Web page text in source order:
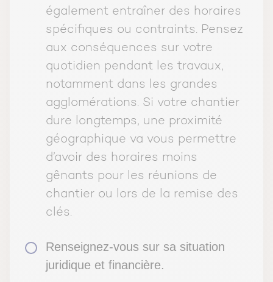
également entraîner des horaires
spécifiques ou contraints. Pensez
aux conséquences sur votre
quotidien pendant les travaux,
notamment dans les grandes
agglomérations. Si votre chantier
dure longtemps, une proximité
géographique va vous permettre
d’avoir des horaires moins
gênants pour les réunions de
chantier ou lors de la remise des
clés.
Renseignez-vous sur sa situation
juridique et financière.